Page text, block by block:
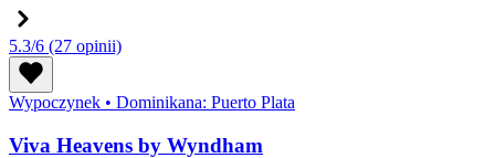
5.3/6 (27 opinii)
Wypoczynek • Dominikana: Puerto Plata
Viva Heavens by Wyndham